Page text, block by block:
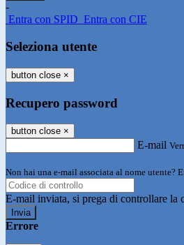
-
Entra con SPID Entra con CIE
Seleziona utente
button close ×
Recupero password
button close ×
E-mail
Non hai una e-mail associata al nome utente?
E-mail inviata, si prega di controllare la
Errore